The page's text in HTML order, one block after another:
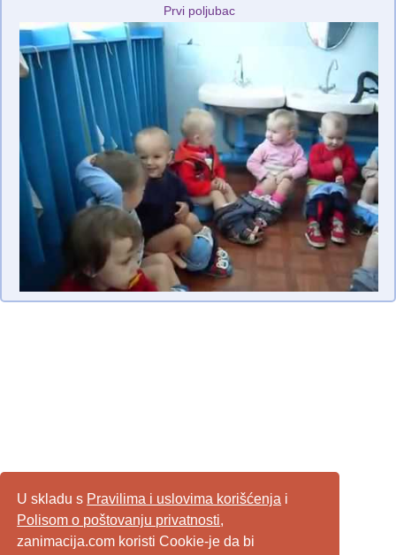
U skladu s Pravilima i uslovima korišćenja i
Polisom o poštovanju privatnosti,
zanimacija.com koristi Cookie-je da bi
Prvi poljubac